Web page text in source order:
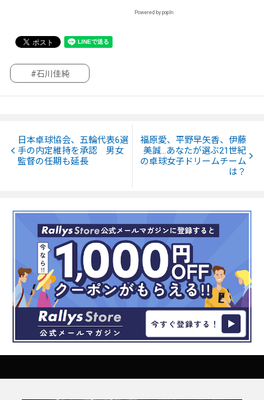
Powered by popIn
#石川佳純
日本卓球協会、五輪代表6選
手の内定維持を承認 男女
監督の任期も延長
福原愛、平野早矢香、伊藤
美誠…あなたが選ぶ21世紀
の卓球女子ドリームチーム
は？